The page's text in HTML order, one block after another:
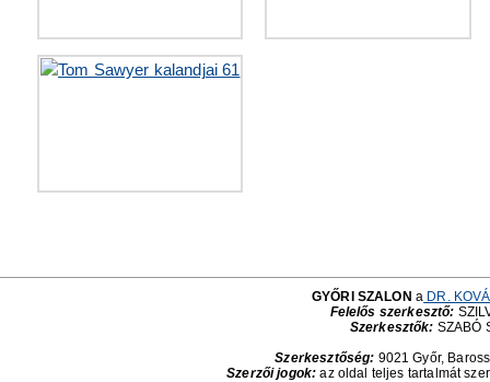
GYŐRI SZALON a DR.
Felelős szerkesztő:
Szerkesztők: SZABÓ
Szerkesztőség: 9021 Győr,
Szerzői jogok: az oldal teljes tartalmát